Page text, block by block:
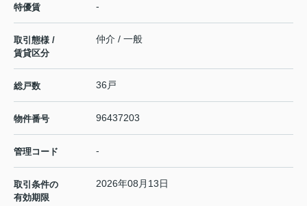
特優賃 -
取引態様 /
賃貸区分
仲介 / 一般
総戸数 36戸
物件番号 96437203
管理コード -
取引条件の
有効期限
2026年08月13日